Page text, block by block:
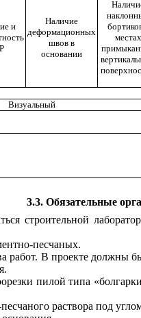
и
Наличие
деформационных
швов в
основании
местах
Визуальный
3.3. Обязательные
строительной
песчаных.
работ. В проекте
пилой типа
раствора под